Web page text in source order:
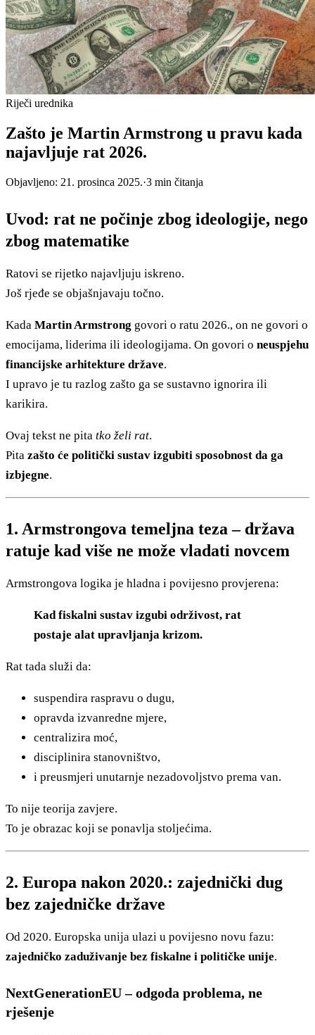
Riječi urednika
Zašto je Martin Armstrong u pravu kada
najavljuje rat 2026.
Objavljeno: 21. prosinca 2025.·3 min čitanja
Uvod: rat ne počinje zbog ideologije, nego
zbog matematike
Ratovi se rijetko najavljuju iskreno.
Još rjeđe se objašnjavaju točno.
Kada Martin Armstrong govori o ratu 2026., on ne govori o
emocijama, liderima ili ideologijama. On govori o neuspjehu
financijske arhitekture države.
I upravo je tu razlog zašto ga se sustavno ignorira ili
karikira.
Ovaj tekst ne pita tko želi rat.
Pita zašto će politički sustav izgubiti sposobnost da ga
izbjegne.
1. Armstrongova temeljna teza – država
ratuje kad više ne može vladati novcem
Armstrongova logika je hladna i povijesno provjerena:
Kad fiskalni sustav izgubi održivost, rat
postaje alat upravljanja krizom.
Rat tada služi da:
suspendira raspravu o dugu,
opravda izvanredne mjere,
centralizira moć,
disciplinira stanovništvo,
i preusmjeri unutarnje nezadovoljstvo prema van.
To nije teorija zavjere.
To je obrazac koji se ponavlja stoljećima.
2. Europa nakon 2020.: zajednički dug
bez zajedničke države
Od 2020. Europska unija ulazi u povijesno novu fazu:
zajedničko zaduživanje bez fiskalne i političke unije.
NextGenerationEU – odgoda problema, ne
rješenje